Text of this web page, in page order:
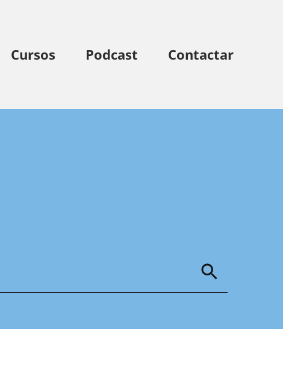
Cursos Podcast Contactar